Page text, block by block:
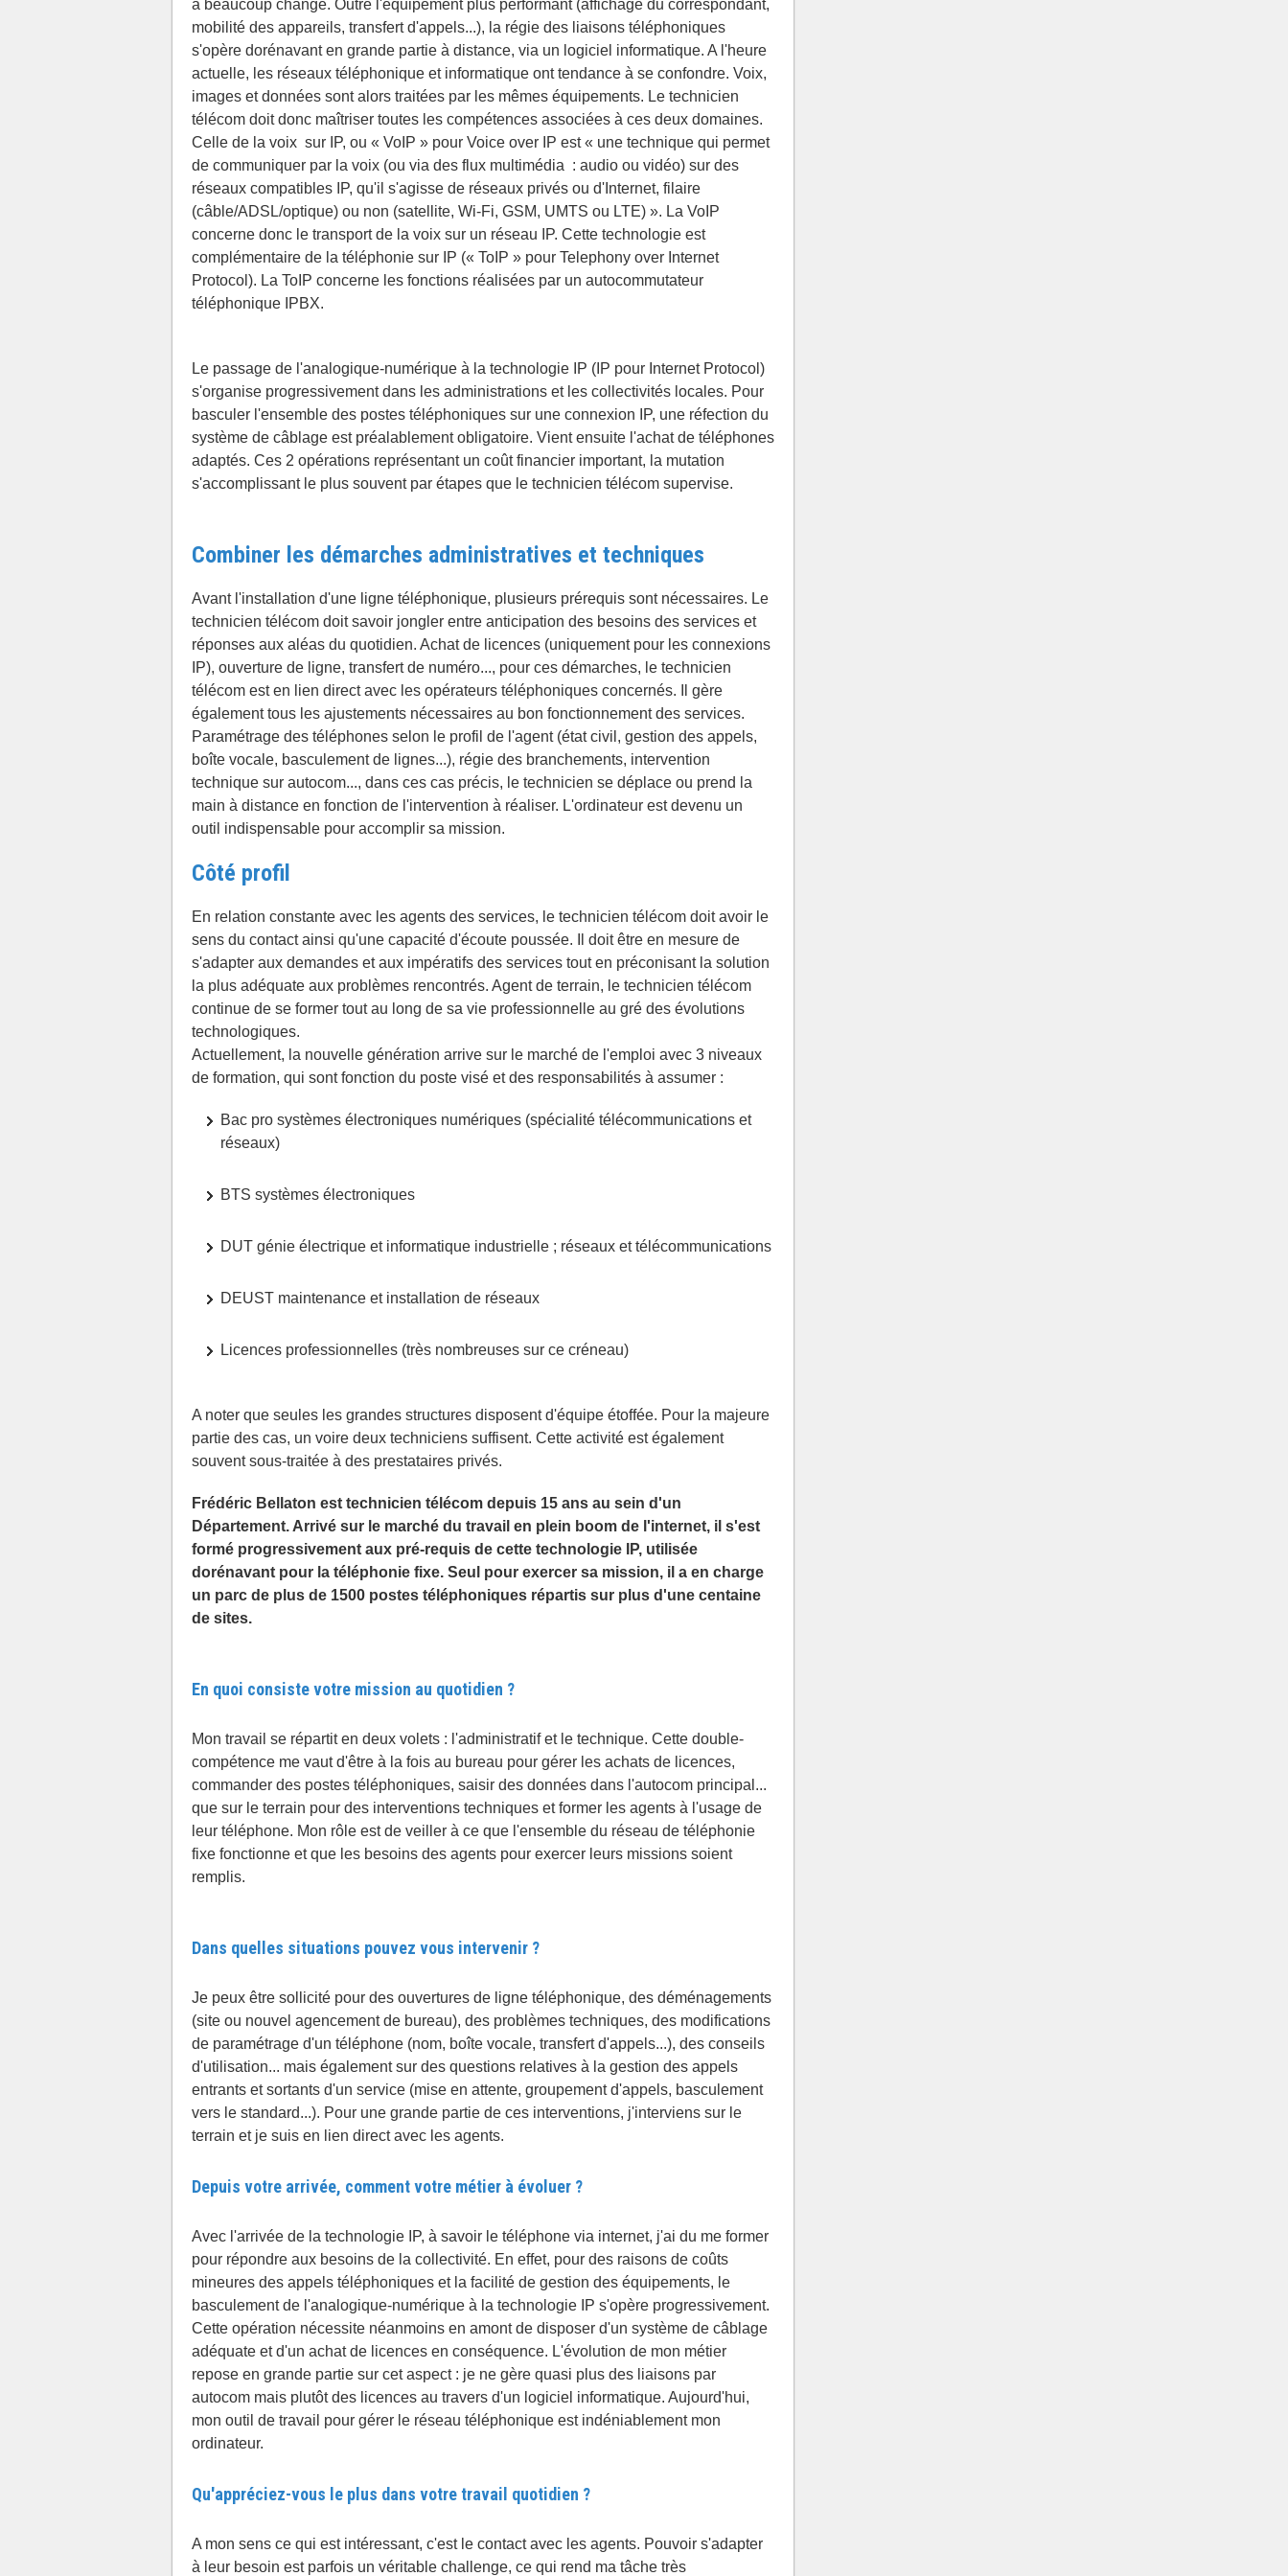
a beaucoup changé. Outre l'équipement plus performant (affichage du correspondant,
mobilité des appareils, transfert d'appels...), la régie des liaisons téléphoniques
s'opère dorénavant en grande partie à distance, via un logiciel informatique. A l'heure
actuelle, les réseaux téléphonique et informatique ont tendance à se confondre. Voix,
images et données sont alors traitées par les mêmes équipements. Le technicien
télécom doit donc maîtriser toutes les compétences associées à ces deux domaines.
Celle de la voix sur IP, ou « VoIP » pour Voice over IP est « une technique qui permet
de communiquer par la voix (ou via des flux multimédia : audio ou vidéo) sur des
réseaux compatibles IP, qu'il s'agisse de réseaux privés ou d'Internet, filaire
(câble/ADSL/optique) ou non (satellite, Wi-Fi, GSM, UMTS ou LTE) ». La VoIP
concerne donc le transport de la voix sur un réseau IP. Cette technologie est
complémentaire de la téléphonie sur IP (« ToIP » pour Telephony over Internet
Protocol). La ToIP concerne les fonctions réalisées par un autocommutateur
téléphonique IPBX.
Le passage de l'analogique-numérique à la technologie IP (IP pour Internet Protocol)
s'organise progressivement dans les administrations et les collectivités locales. Pour
basculer l'ensemble des postes téléphoniques sur une connexion IP, une réfection du
système de câblage est préalablement obligatoire. Vient ensuite l'achat de téléphones
adaptés. Ces 2 opérations représentant un coût financier important, la mutation
s'accomplissant le plus souvent par étapes que le technicien télécom supervise.
Combiner les démarches administratives et techniques
Avant l'installation d'une ligne téléphonique, plusieurs prérequis sont nécessaires. Le
technicien télécom doit savoir jongler entre anticipation des besoins des services et
réponses aux aléas du quotidien. Achat de licences (uniquement pour les connexions
IP), ouverture de ligne, transfert de numéro..., pour ces démarches, le technicien
télécom est en lien direct avec les opérateurs téléphoniques concernés. Il gère
également tous les ajustements nécessaires au bon fonctionnement des services.
Paramétrage des téléphones selon le profil de l'agent (état civil, gestion des appels,
boîte vocale, basculement de lignes...), régie des branchements, intervention
technique sur autocom..., dans ces cas précis, le technicien se déplace ou prend la
main à distance en fonction de l'intervention à réaliser. L'ordinateur est devenu un
outil indispensable pour accomplir sa mission.
Côté profil
En relation constante avec les agents des services, le technicien télécom doit avoir le
sens du contact ainsi qu'une capacité d'écoute poussée. Il doit être en mesure de
s'adapter aux demandes et aux impératifs des services tout en préconisant la solution
la plus adéquate aux problèmes rencontrés. Agent de terrain, le technicien télécom
continue de se former tout au long de sa vie professionnelle au gré des évolutions
technologiques.
Actuellement, la nouvelle génération arrive sur le marché de l'emploi avec 3 niveaux
de formation, qui sont fonction du poste visé et des responsabilités à assumer :
Bac pro systèmes électroniques numériques (spécialité télécommunications et
réseaux)
BTS systèmes électroniques
DUT génie électrique et informatique industrielle ; réseaux et télécommunications
DEUST maintenance et installation de réseaux
Licences professionnelles (très nombreuses sur ce créneau)
A noter que seules les grandes structures disposent d'équipe étoffée. Pour la majeure
partie des cas, un voire deux techniciens suffisent. Cette activité est également
souvent sous-traitée à des prestataires privés.
Frédéric Bellaton est technicien télécom depuis 15 ans au sein d'un
Département. Arrivé sur le marché du travail en plein boom de l'internet, il s'est
formé progressivement aux pré-requis de cette technologie IP, utilisée
dorénavant pour la téléphonie fixe. Seul pour exercer sa mission, il a en charge
un parc de plus de 1500 postes téléphoniques répartis sur plus d'une centaine
de sites.
En quoi consiste votre mission au quotidien ?
Mon travail se répartit en deux volets : l'administratif et le technique. Cette double-
compétence me vaut d'être à la fois au bureau pour gérer les achats de licences,
commander des postes téléphoniques, saisir des données dans l'autocom principal...
que sur le terrain pour des interventions techniques et former les agents à l'usage de
leur téléphone. Mon rôle est de veiller à ce que l'ensemble du réseau de téléphonie
fixe fonctionne et que les besoins des agents pour exercer leurs missions soient
remplis.
Dans quelles situations pouvez vous intervenir ?
Je peux être sollicité pour des ouvertures de ligne téléphonique, des déménagements
(site ou nouvel agencement de bureau), des problèmes techniques, des modifications
de paramétrage d'un téléphone (nom, boîte vocale, transfert d'appels...), des conseils
d'utilisation... mais également sur des questions relatives à la gestion des appels
entrants et sortants d'un service (mise en attente, groupement d'appels, basculement
vers le standard...). Pour une grande partie de ces interventions, j'interviens sur le
terrain et je suis en lien direct avec les agents.
Depuis votre arrivée, comment votre métier à évoluer ?
Avec l'arrivée de la technologie IP, à savoir le téléphone via internet, j'ai du me former
pour répondre aux besoins de la collectivité. En effet, pour des raisons de coûts
mineures des appels téléphoniques et la facilité de gestion des équipements, le
basculement de l'analogique-numérique à la technologie IP s'opère progressivement.
Cette opération nécessite néanmoins en amont de disposer d'un système de câblage
adéquate et d'un achat de licences en conséquence. L'évolution de mon métier
repose en grande partie sur cet aspect : je ne gère quasi plus des liaisons par
autocom mais plutôt des licences au travers d'un logiciel informatique. Aujourd'hui,
mon outil de travail pour gérer le réseau téléphonique est indéniablement mon
ordinateur.
Qu'appréciez-vous le plus dans votre travail quotidien ?
A mon sens ce qui est intéressant, c'est le contact avec les agents. Pouvoir s'adapter
à leur besoin est parfois un véritable challenge, ce qui rend ma tâche très